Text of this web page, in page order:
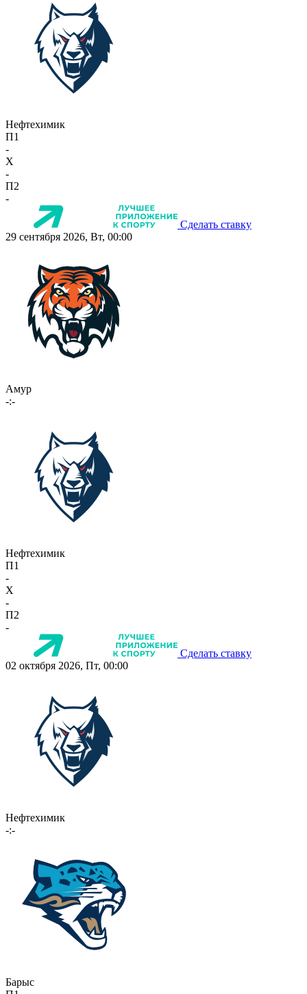
Нефтехимик
П1
-
X
-
П2
-
Сделать ставку
29 сентября 2026, Вт, 00:00
Амур
-:-
Нефтехимик
П1
-
X
-
П2
-
Сделать ставку
02 октября 2026, Пт, 00:00
Нефтехимик
-:-
Барыс